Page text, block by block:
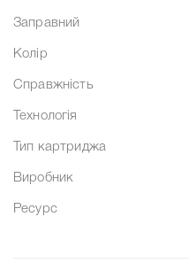
Заправний
Колір
Справжність
Технологія
Тип картриджа
Виробник
Ресурс